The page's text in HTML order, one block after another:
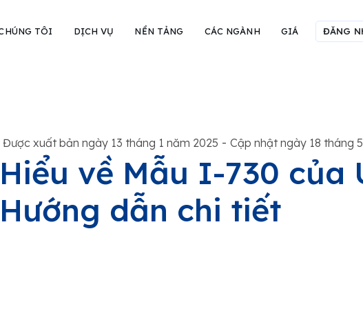
TÔI DỊCH VỤ NỀN TẢNG CÁC NGÀNH GIÁ ĐĂNG
Được xuất bản ngày 13 tháng 1 năm 2025 - Cập nhật ngày 18 tháng
về Mẫu I-730 của
dẫn chi tiết